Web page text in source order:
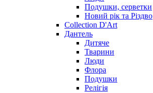
Подушки, серветки
Новий рік та Різдво
Collection D'Art
Дантель
Дитяче
Тварини
Люди
Флора
Подушки
Релігія